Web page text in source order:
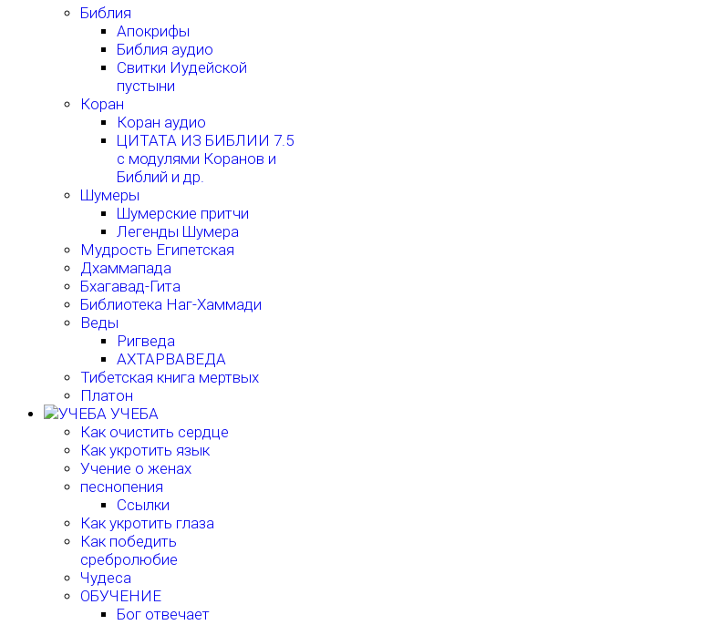
Библия
Апокрифы
Библия аудио
Свитки Иудейской
пустыни
Коран
Коран аудио
ЦИТАТА ИЗ БИБЛИИ 7.5
с модулями Коранов и
Библий и др.
Шумеры
Шумерские притчи
Легенды Шумера
Мудрость Египетская
Дхаммапада
Бхагавад-Гита
Библиотека Наг-Хаммади
Веды
Ригведа
АХТАРВАВЕДА
Тибетская книга мертвых
Платон
УЧЕБА
Как очистить сердце
Как укротить язык
Учение о женах
песнопения
Ссылки
Как укротить глаза
Как победить
сребролюбие
Чудеса
ОБУЧЕНИЕ
Бог отвечает